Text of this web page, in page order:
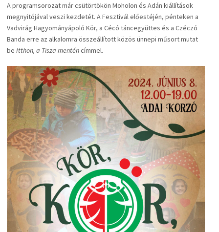
A programsorozat már csütörtökön Moholon és Adán kiállítások
megnyitójával veszi kezdetét. A Fesztivál előestéjén, pénteken a
Vadvirág Hagyományápoló Kör, a Cécó táncegyüttes és a Czéczó
Banda erre az alkalomra összeállított közös ünnepi műsort mutat
be Itthon, a Tisza menténcímmel.